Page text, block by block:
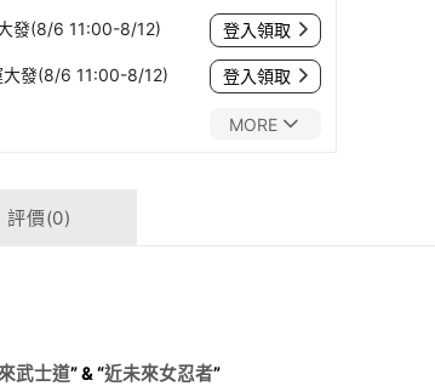
發(8/6 11:00-8/12) 登入領取
發(8/6 11:00-8/12) 登入領取
MORE
評價(0)
武士道” & “近未來女忍者”